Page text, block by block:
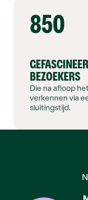
850
BEZOEKERS
Die na afloop
verkennen via
sluitingstijd.